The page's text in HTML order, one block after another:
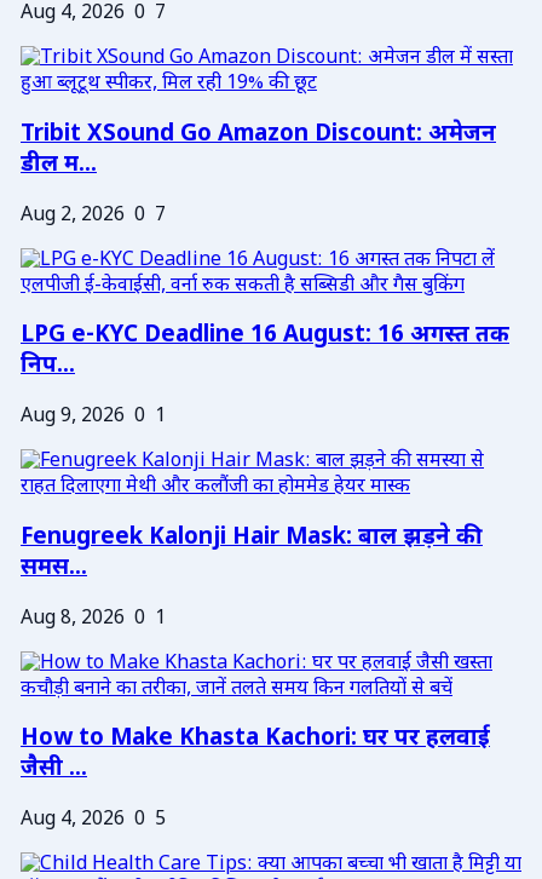
Aug 4, 2026 0 7
Tribit XSound Go Amazon Discount: अमेजन
डील म...
Aug 2, 2026 0 7
LPG e-KYC Deadline 16 August: 16 अगस्त तक
निप...
Aug 9, 2026 0 1
Fenugreek Kalonji Hair Mask: बाल झड़ने की
समस...
Aug 8, 2026 0 1
How to Make Khasta Kachori: घर पर हलवाई
जैसी ...
Aug 4, 2026 0 5